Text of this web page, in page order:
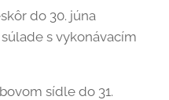
do 30. júna
s vykonávacím
sídle do 31.